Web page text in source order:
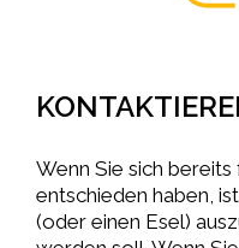
Wenn Sie sich
entschieden haben,
(oder einen Esel)